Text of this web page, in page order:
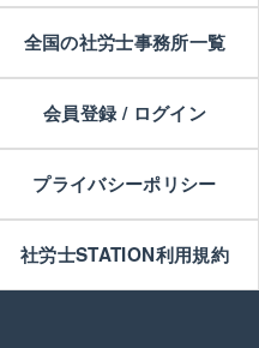
全国の社労士事務所一覧
会員登録 / ログイン
プライバシーポリシー
社労士STATION利用規約